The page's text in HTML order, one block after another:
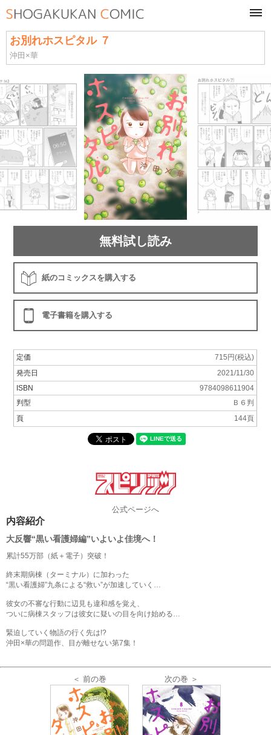
お別れホスピタル ７
沖田×華
無料試し読み
紙のコミックスを購入する
電子書籍を購入する
定価
715円(税込)
発売日
2021/11/30
ISBN
9784098611904
判型
Ｂ６判
頁
144頁
公式ページへ
内容紹介
大反響“黒い看護婦編”いよいよ佳境へ！
累計55万部（紙＋電子）突破！
終末期病棟（ターミナル）に加わった
“黒い看護婦”九条による“救い”が加速していく…
彼女の不審な行動に辺見も違和感を覚え、
ついに病棟スタッフは彼女に疑いの目を向け始める…
緊迫していく物語の行く先は!?
沖田×華の問題作、目が離せない第7集！
＜ 前の巻 次の巻 ＞